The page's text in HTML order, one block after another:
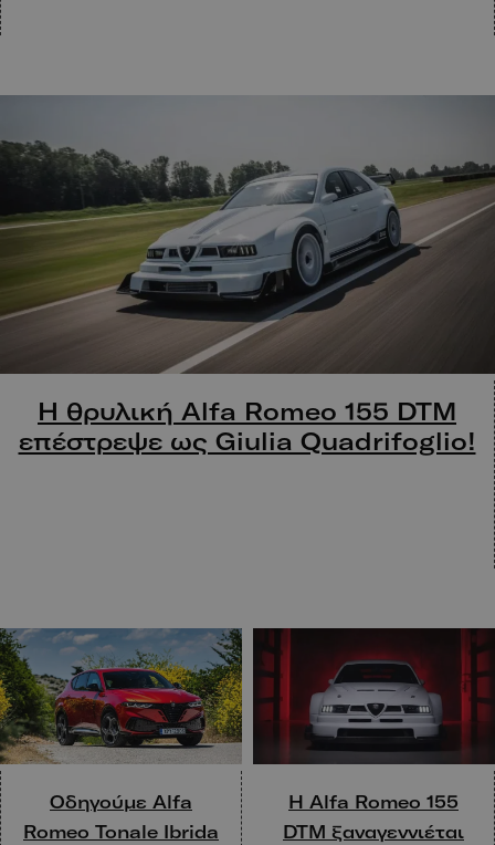
Η θρυλική Alfa Romeo 155 DTM
επέστρεψε ως Giulia Quadrifoglio!
Οδηγούμε Alfa
Romeo Tonale Ibrida
Η Alfa Romeo 155
DTM ξαναγεννιέται